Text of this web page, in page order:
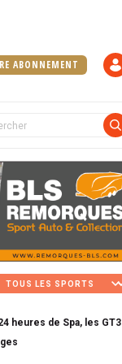
ABONNEMENT
heures de Spa, les GT3